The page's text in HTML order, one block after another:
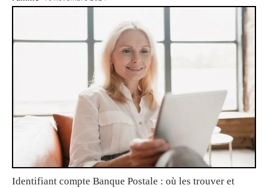
Identifiant compte Banque Postale : où les trouver et